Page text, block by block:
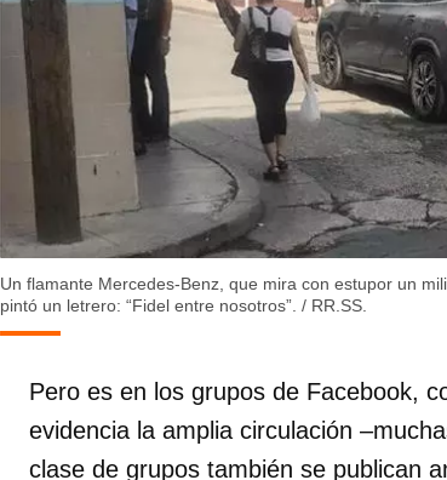
Un flamante Mercedes-Benz, que mira con estupor un
pintó un letrero: “Fidel entre nosotros”. / RR.SS.
Pero es en los grupos de Facebook,
evidencia la amplia circulación
clase de grupos también se publican